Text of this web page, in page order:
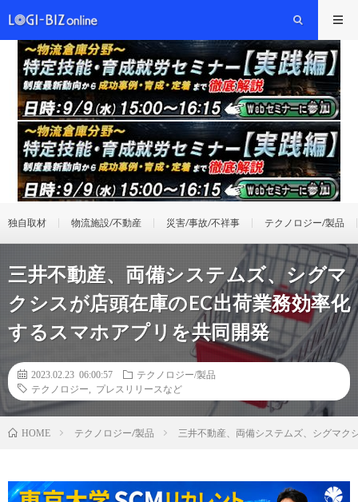
独自取材 物流施設/不動産 災害/事故/不祥事 テクノロジー/製品
三井不動産、両備システムズ、シグマ
クシスが店頭在庫のEC出荷業務効率化
するスマホアプリを共同開発
2023.02.23 06:00:57
テクノロジー/製品
テクノロジー
プレスリリースなど
HOME テクノロジー/製品 三井不動産、両備システムズ、シグマク